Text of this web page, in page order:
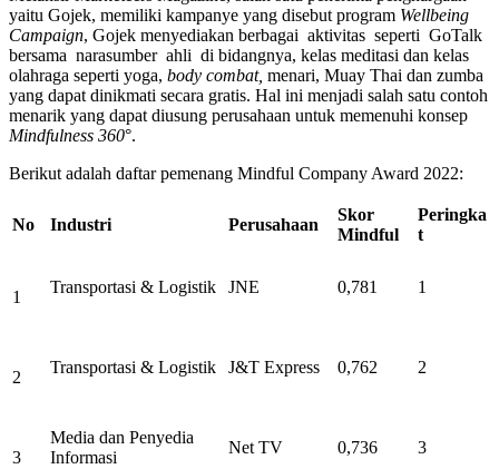
yaitu Gojek, memiliki kampanye yang disebut program Wellbeing
Campaign, Gojek menyediakan berbagai aktivitas seperti GoTalk
bersama narasumber ahli di bidangnya, kelas meditasi dan kelas
olahraga seperti yoga, body combat, menari, Muay Thai dan zumba
yang dapat dinikmati secara gratis. Hal ini menjadi salah satu contoh
menarik yang dapat diusung perusahaan untuk memenuhi konsep
Mindfulness 360°.
Berikut adalah daftar pemenang Mindful Company Award 2022:
No Industri Perusahaan
Skor
Mindful
Peringka
t
1
Transportasi & Logistik JNE 0,781 1
2
Transportasi & Logistik J&T Express 0,762 2
3
Media dan Penyedia
Informasi
Net TV 0,736 3